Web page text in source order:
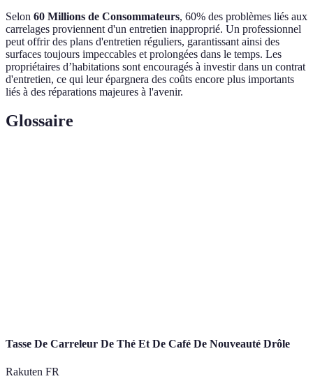
Selon 60 Millions de Consommateurs, 60% des problèmes liés aux
carrelages proviennent d'un entretien inapproprié. Un professionnel
peut offrir des plans d'entretien réguliers, garantissant ainsi des
surfaces toujours impeccables et prolongées dans le temps. Les
propriétaires d’habitations sont encouragés à investir dans un contrat
d'entretien, ce qui leur épargnera des coûts encore plus importants
liés à des réparations majeures à l'avenir.
Glossaire
Tasse De Carreleur De Thé Et De Café De Nouveauté Drôle
Rakuten FR